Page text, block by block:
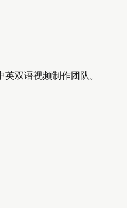
双语视频制作团队。